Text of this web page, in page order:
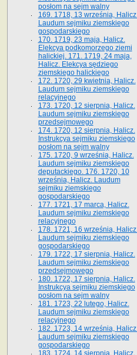
posłom na sejm walny
169. 1718, 13 września,
Laudum sejmiku ziemskiego
gospodarskiego
170. 1719, 23 maja, Halicz.
Elekcya podkomorzego ziemi
halickiej. 171. 1719, 24 maja,
Halicz. Elekcya sędziego
ziemskiego halickiego
172. 1720, 29 kwietnia, Halicz.
Laudum sejmiku ziemskiego
relacyjnego
173. 1720, 12 sierpnia, Halicz.
Laudum sejmiku ziemskiego
przedsejmowego
174. 1720, 12 sierpnia, Halicz.
Instrukcya sejmiku ziemskiego
posłom na sejm walny
175. 1720, 9 września, Halicz.
Laudum sejmiku ziemskiego
deputackiego. 176. 1720, 10
września, Halicz. Laudum
sejmiku ziemskiego
gospodarskiego
177. 1721, 17 marca, Halicz.
Laudum sejmiku ziemskiego
relacyjnego
178. 1721, 16 września,
Laudum sejmiku ziemskiego
gospodarskiego
179. 1722, 17 sierpnia, Halicz.
Laudum sejmiku ziemskiego
przedsejmowego
180. 1722, 17 sierpnia, Halicz.
Instrukcya sejmiku ziemskiego
posłom na sejm walny
181. 1723, 22 lutego, Halicz.
Laudum sejmiku ziemskiego
relacyjnego
182. 1723, 14 września,
Laudum sejmiku ziemskiego
gospodarskiego
183. 1724, 14 sierpnia, Halicz.